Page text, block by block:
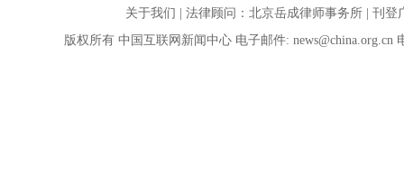
关于我们 | 法律顾问：北京岳成律师事务所 |刊登
版权所有 中国互联网新闻中心 电子邮件: news@china.org.cn